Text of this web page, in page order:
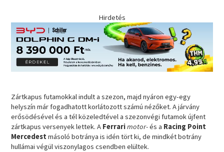
Hirdetés
Zártkapus futamokkal indult a szezon, majd nyáron egy-egy
helyszín már fogadhatott korlátozott számú nézőket. A járvány
erősödésével és a tél közeledtével a szezonvégi futamok újfent
zártkapus versenyek lettek. A Ferrarimotor-és a Racing Point
Mercedest másoló botránya is idén tört ki, de mindkét botrány
hullámai végül viszonylagos csendben elültek.